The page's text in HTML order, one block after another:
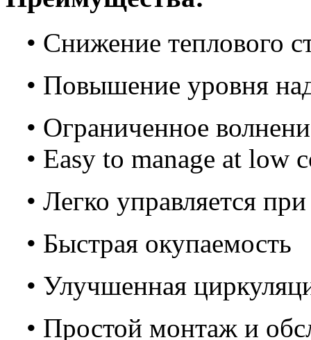
• Снижение теплового
• Повышение уровня
• Ограниченное
• Easy to manage at low
• Легко управляется
• Быстрая окупаемость
• Улучшенная
• Простой монтаж и